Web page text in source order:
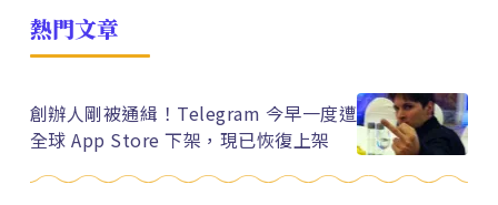
熱門文章
創辦人剛被通緝！Telegram 今早一度遭
全球 App Store 下架，現已恢復上架